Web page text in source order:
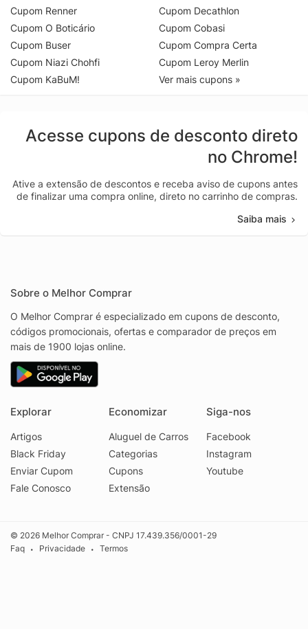
Cupom Renner
Cupom O Boticário
Cupom Buser
Cupom Niazi Chohfi
Cupom KaBuM!
Cupom Decathlon
Cupom Cobasi
Cupom Compra Certa
Cupom Leroy Merlin
Ver mais cupons »
Acesse cupons de desconto direto
no Chrome!
Ative a extensão de descontos e receba aviso de cupons antes
de finalizar uma compra online, direto no carrinho de compras.
Saiba mais
Sobre o Melhor Comprar
O Melhor Comprar é especializado em cupons de desconto,
códigos promocionais, ofertas e comparador de preços em
mais de 1900 lojas online.
Explorar
Artigos
Black Friday
Enviar Cupom
Fale Conosco
Economizar
Aluguel de Carros
Categorias
Cupons
Extensão
Siga-nos
Facebook
Instagram
Youtube
© 2026 Melhor Comprar - CNPJ 17.439.356/0001-29
Faq
• Privacidade • Termos